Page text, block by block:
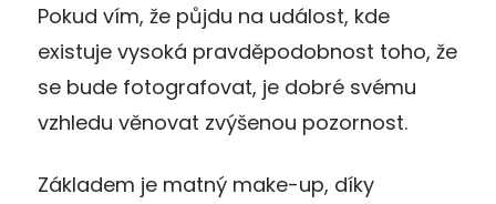
Pokud vím, že půjdu na událost, kde
existuje vysoká pravděpodobnost toho, že
se bude fotografovat, je dobré svému
vzhledu věnovat zvýšenou pozornost.
Základem je matný make-up, díky